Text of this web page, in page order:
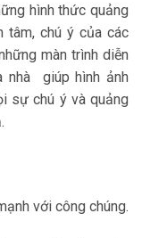
hình thức quảng
tâm, chú ý của các
màn trình diễn
nhà giúp hình ảnh
sự chú ý và quảng
với công chúng.